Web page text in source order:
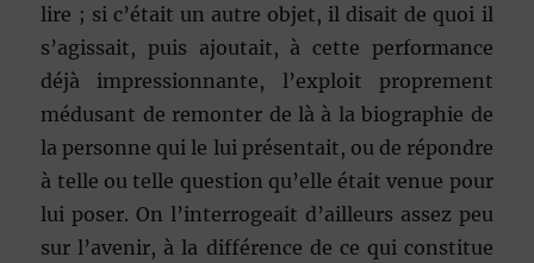
lire ; si c’était un autre objet, il disait de quoi il
s’agissait, puis ajoutait, à cette performance
déjà impressionnante, l’exploit proprement
médusant de remonter de là à la biographie de
la personne qui le lui présentait, ou de répondre
à telle ou telle question qu’elle était venue pour
lui poser. On l’interrogeait d’ailleurs assez peu
sur l’avenir, à la différence de ce qui constitue